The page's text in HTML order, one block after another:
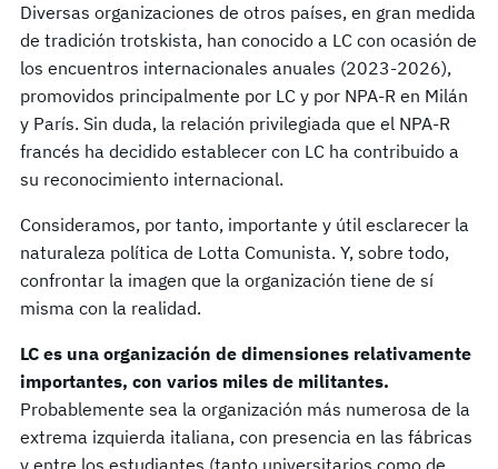
Diversas organizaciones de otros países, en gran medida
de tradición trotskista, han conocido a LC con ocasión de
los encuentros internacionales anuales (2023-2026),
promovidos principalmente por LC y por NPA-R en Milán
y París. Sin duda, la relación privilegiada que el NPA-R
francés ha decidido establecer con LC ha contribuido a
su reconocimiento internacional.
Consideramos, por tanto, importante y útil esclarecer la
naturaleza política de Lotta Comunista. Y, sobre todo,
confrontar la imagen que la organización tiene de sí
misma con la realidad.
LC es una organización de dimensiones relativamente
importantes, con varios miles de militantes.
Probablemente sea la organización más numerosa de la
extrema izquierda italiana, con presencia en las fábricas